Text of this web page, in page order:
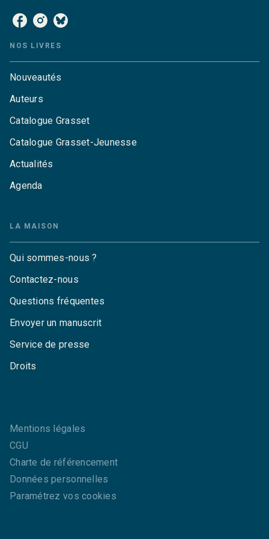
NOS LIVRES
Nouveautés
Auteurs
Catalogue Grasset
Catalogue Grasset-Jeunesse
Actualités
Agenda
LA MAISON
Qui sommes-nous ?
Contactez-nous
Questions fréquentes
Envoyer un manuscrit
Service de presse
Droits
Mentions légales
CGU
Charte de référencement
Données personnelles
Paramétrez vos cookies